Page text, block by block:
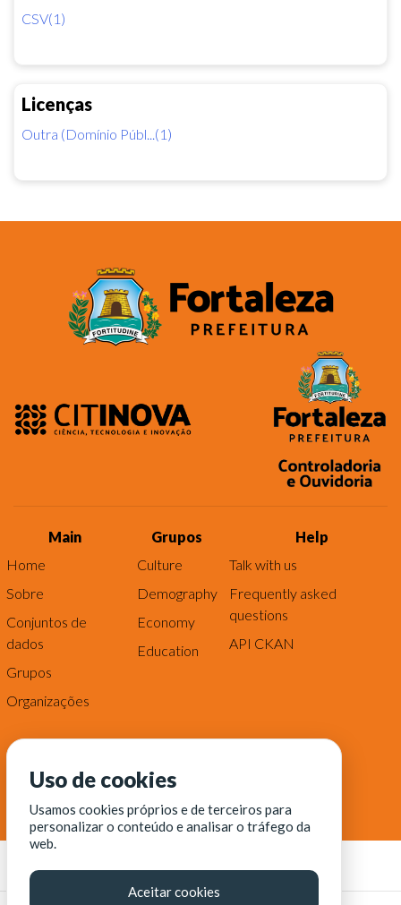
CSV(1)
Licenças
Outra (Domínio Públ...(1)
Main
Home
Sobre
Conjuntos de
dados
Grupos
Organizações
Grupos
Culture
Demography
Economy
Education
Help
Talk with us
Frequently asked
questions
API CKAN
Uso de cookies
Usamos cookies próprios e de terceiros para
personalizar o conteúdo e analisar o tráfego da
web.
Aceitar cookies